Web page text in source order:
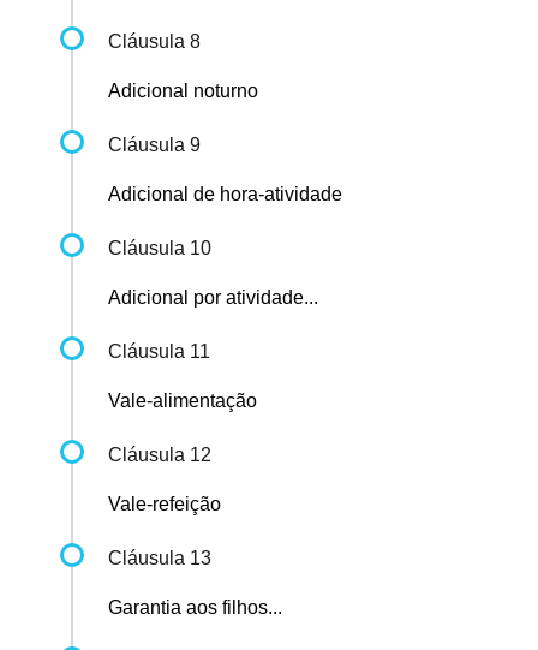
Cláusula 8
Adicional noturno
Cláusula 9
Adicional de hora-atividade
Cláusula 10
Adicional por atividade...
Cláusula 11
Vale-alimentação
Cláusula 12
Vale-refeição
Cláusula 13
Garantia aos filhos...